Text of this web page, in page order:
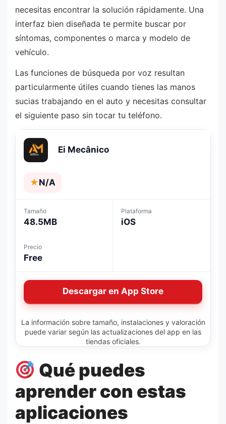
necesitas encontrar la solución rápidamente. Una
interfaz bien diseñada te permite buscar por
síntomas, componentes o marca y modelo de
vehículo.
Las funciones de búsqueda por voz resultan
particularmente útiles cuando tienes las manos
sucias trabajando en el auto y necesitas consultar
el siguiente paso sin tocar tu teléfono.
Ei Mecânico
★N/A
Tamaño
48.5MB
Plataforma
iOS
Precio
Free
Descargar en App Store
La información sobre tamaño, instalaciones y valoración
puede variar según las actualizaciones del app en las
tiendas oficiales.
Qué puedes
aprender con estas
aplicaciones